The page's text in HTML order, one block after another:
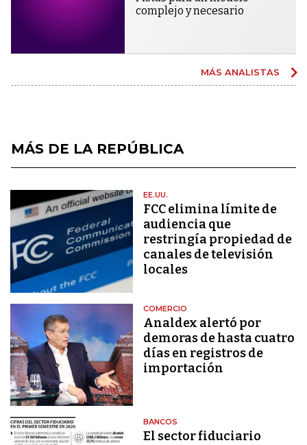
complejo y necesario
MÁS ANALISTAS
MÁS DE LA REPÚBLICA
EE.UU.
FCC elimina límite de
audiencia que
restringía propiedad de
canales de televisión
locales
COMERCIO
Analdex alertó por
demoras de hasta cuatro
días en registros de
importación
BANCOS
El sector fiduciario